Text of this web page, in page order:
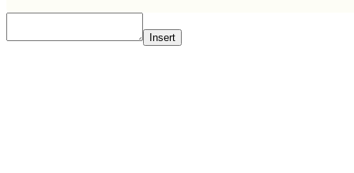
Insert